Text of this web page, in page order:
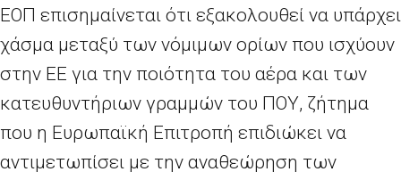
ΕΟΠ επισημαίνεται ότι εξακολουθεί να υπάρχει
χάσμα μεταξύ των νόμιμων ορίων που ισχύουν
στην ΕΕ για την ποιότητα του αέρα και των
κατευθυντήριων γραμμών του ΠΟΥ, ζήτημα
που η Ευρωπαϊκή Επιτροπή επιδιώκει να
αντιμετωπίσει με την αναθεώρηση των